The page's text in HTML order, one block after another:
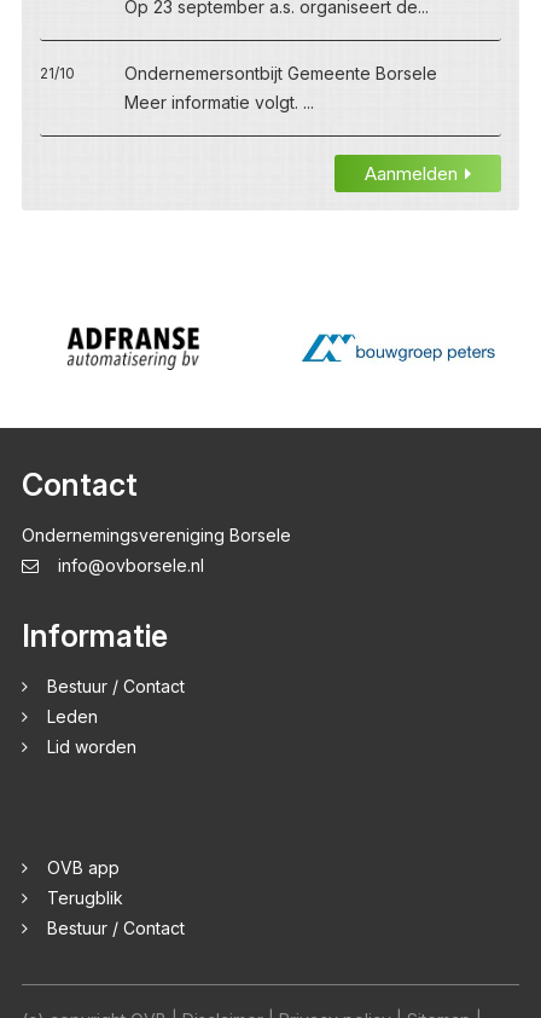
Op 23 september a.s. organiseert de...
21/10
Ondernemersontbijt Gemeente Borsele
Meer informatie volgt. ...
Aanmelden
Contact
Ondernemingsvereniging Borsele
info@ovborsele.nl
Informatie
Bestuur / Contact
Leden
Lid worden
OVB app
Terugblik
Bestuur / Contact